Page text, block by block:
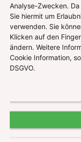
Analyse-Zwecken.
Sie hiermit um
verwenden. Sie
Klicken auf den
ändern. Weitere
Cookie Information,
DSGVO.